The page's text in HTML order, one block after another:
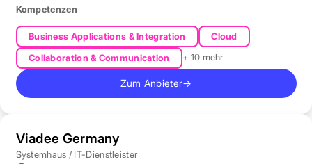
Kompetenzen
Business Applications & Integration
Cloud
Collaboration & Communication
+ 10 mehr
Zum Anbieter→
Viadee Germany
Systemhaus / IT-Dienstleister